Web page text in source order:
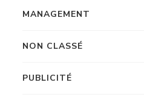
MANAGEMENT
NON CLASSÉ
PUBLICITÉ